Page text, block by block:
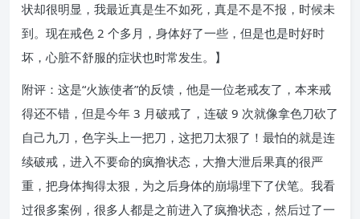
状却很明显，我最近真是生不如死，真是不是不报，时候未
到。现在戒色 2 个多月，身体好了一些，但是也是时好时
坏，心脏不舒服的症状也时常发生。】
附评：这是“火族使者”的反馈，他是一位老戒友了，本来戒
得还不错，但是今年 3 月破戒了，连破 9 次就像拿色刀砍了
自己九刀，色字头上一把刀，这把刀太狠了！最怕的就是连
续破戒，进入不要命的疯撸状态，大撸大泄后果真的很严
重，把身体掏得太狠，为之后身体的崩塌埋下了伏笔。我看
过很多案例，很多人都是之前进入了疯撸状态，然后过了一